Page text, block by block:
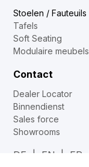
Stoelen / Fauteuils
Tafels
Soft Seating
Modulaire meubels
Contact
Dealer Locator
Binnendienst
Sales force
Showrooms
DE EN FR